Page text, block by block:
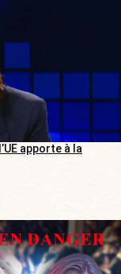
apporte à la